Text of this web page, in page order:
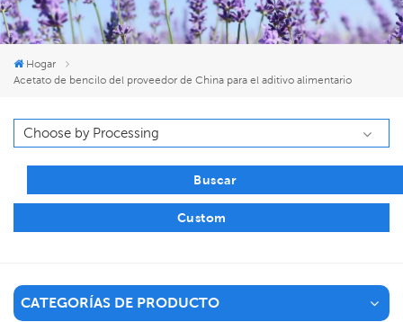
Hogar
Acetato de bencilo del proveedor de China para el aditivo alimentario
Buscar
Custom
CATEGORÍAS DE PRODUCTO